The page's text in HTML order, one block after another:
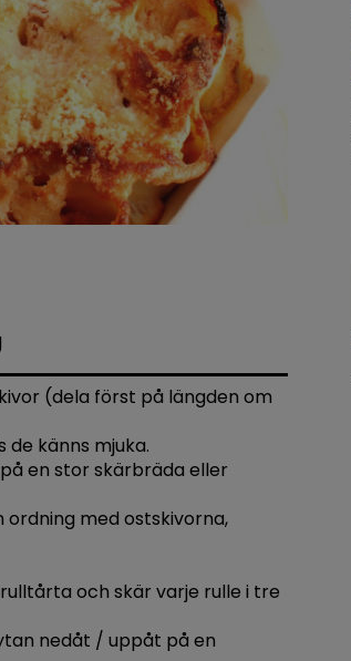
(dela först på längden om
de känns mjuka.
en stor skärbräda eller
med ostskivorna,
och skär varje rulle i tre
nedåt / uppåt på en